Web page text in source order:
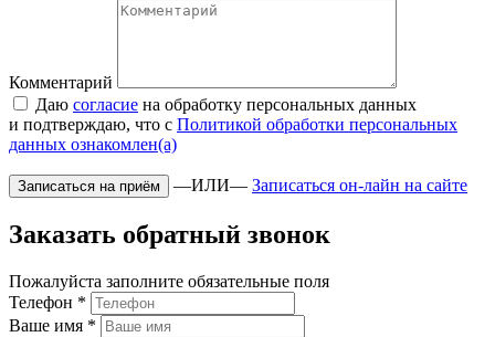
Комментарий
Даю согласие на обработку персональных данных
и подтверждаю, что с Политикой обработки персональных
данных ознакомлен(а)
—ИЛИ— Записаться он-лайн на сайте
Заказать обратный звонок
Пожалуйста заполните обязательные поля
Телефон *
Ваше имя *